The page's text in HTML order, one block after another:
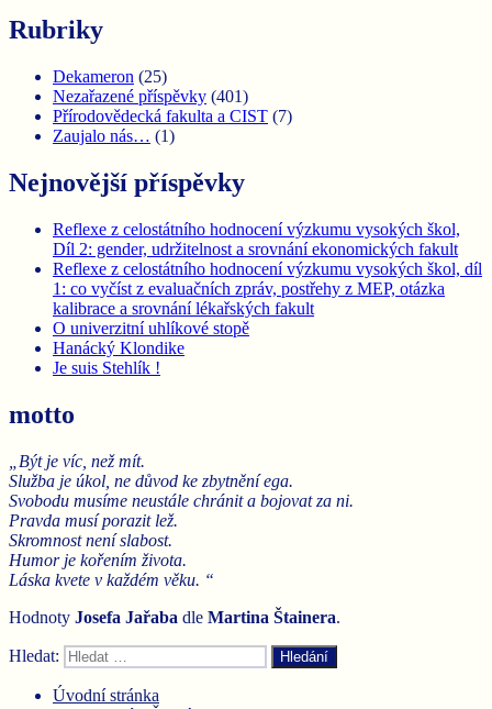
Rubriky
Dekameron (25)
Nezařazené příspěvky (401)
Přírodovědecká fakulta a CIST (7)
Zaujalo nás… (1)
Nejnovější příspěvky
Reflexe z celostátního hodnocení výzkumu vysokých škol,
Díl 2: gender, udržitelnost a srovnání ekonomických fakult
Reflexe z celostátního hodnocení výzkumu vysokých škol, díl
1: co vyčíst z evaluačních zpráv, postřehy z MEP, otázka
kalibrace a srovnání lékařských fakult
O univerzitní uhlíkové stopě
Hanácký Klondike
Je suis Stehlík !
motto
„Být je víc, než mít.
Služba je úkol, ne důvod ke zbytnění ega.
Svobodu musíme neustále chránit a bojovat za ni.
Pravda musí porazit lež.
Skromnost není slabost.
Humor je kořením života.
Láska kvete v každém věku. “
Hodnoty Josefa Jařaba dle Martina Štainera.
Hledat: Hledání
Úvodní stránka